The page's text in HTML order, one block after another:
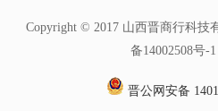
Copyright © 2017 山西晋商行科技
备14002508号-
晋公网安备